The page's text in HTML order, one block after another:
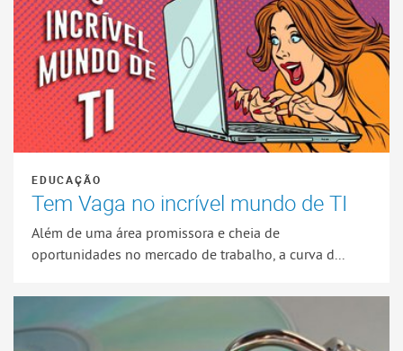
EDUCAÇÃO
Tem Vaga no incrível mundo de TI
Além de uma área promissora e cheia de
oportunidades no mercado de trabalho, a curva d...